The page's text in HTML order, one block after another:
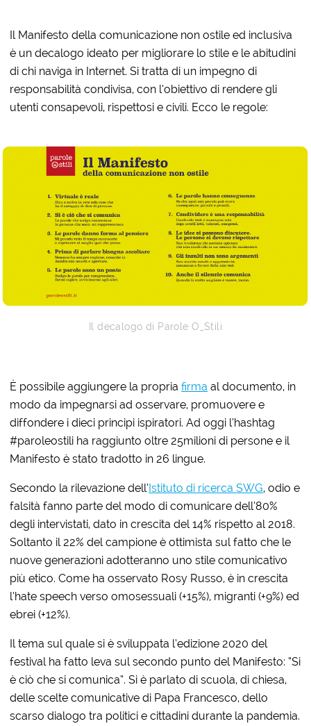
Il Manifesto della comunicazione non ostile ed inclusiva
è un decalogo ideato per migliorare lo stile e le abitudini
di chi naviga in Internet. Si tratta di un impegno di
responsabilità condivisa, con l’obiettivo di rendere gli
utenti consapevoli, rispettosi e civili. Ecco le regole:
Il decalogo di Parole O_Stili
È possibile aggiungere la propriafirma al documento, in
modo da impegnarsi ad osservare, promuovere e
diffondere i dieci principi ispiratori. Ad oggi l’hashtag
#paroleostili ha raggiunto oltre 25milioni di persone e il
Manifesto è stato tradotto in 26 lingue.
Secondo la rilevazione dell’Istituto di ricerca SWG, odio e
falsità fanno parte del modo di comunicare dell’80%
degli intervistati, dato in crescita del 14% rispetto al 2018.
Soltanto il 22% del campione è ottimista sul fatto che le
nuove generazioni adotteranno uno stile comunicativo
più etico. Come ha osservato Rosy Russo, è in crescita
l’hate speech verso omosessuali (+15%), migranti (+9%) ed
ebrei (+12%).
Il tema sul quale si è sviluppata l’edizione 2020 del
festival ha fatto leva sul secondo punto del Manifesto: “Si
è ciò che si comunica”. Si è parlato di scuola, di chiesa,
delle scelte comunicative di Papa Francesco, dello
scarso dialogo tra politici e cittadini durante la pandemia.